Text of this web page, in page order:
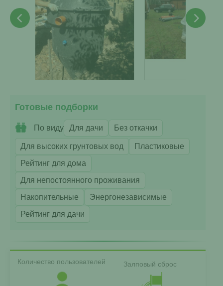
Готовые подборки
По виду Для дачи Без откачки
Для высоких грунтовых вод
Пластиковые
Рейтинг для дома
Для непостоянного проживания
Накопительные
Энергонезависимые
Рейтинг для дачи
Количество пользователей Залповый сброс